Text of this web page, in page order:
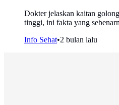
Dokter jelaskan kaitan
tinggi, ini fakta yang
Info Sehat•2 bulan lalu